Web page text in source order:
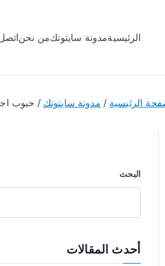
الرئيسيةمدونة سايتوتكمن نحن
الرئيسية مدونة سايتوتك حبوب
البحث
أحدث المقالات